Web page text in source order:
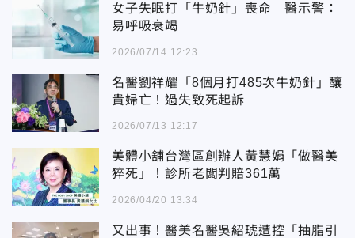
女子失眠打「牛奶針」喪命 醫示警：
易呼吸衰竭
2026/07/14 12:23
名醫劉祥耀「8個月打485次牛奶針」釀
貴婦亡！過失致死起訴
2026/07/13 12:17
美體小舖台灣區創辦人黃慧娟「做醫美
猝死」！診所老闆判賠361萬
2026/04/20 13:34
又出事！醫美名醫吳紹琥遭控「抽脂引